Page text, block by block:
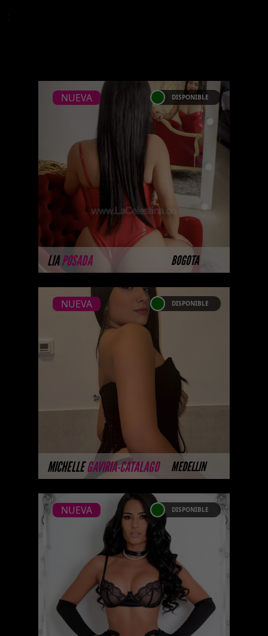
LIAPOSADA BOGOTA
NUEVA DISPONIBLE
LIA POSADA NUEVA
Soy Lia Posada , una mujer
apasionada por el arte de la
buena compañía y los momentos
memorables. Me considero una
persona creativ ...
MÁS INFORMACIÓN
MICHELLEGAVIRIA-CATALAGO MEDELLIN
NUEVA DISPONIBLE
MICHELLE GAVIRIA-
CATALAGO PLATINO
NUEVA
Coming soon... Some of our
models don't yet have photos
available on the website because
they are completing their
professional ph ...
MÁS INFORMACIÓN
NUEVA DISPONIBLE
KATERIN MARTINEZ -
CATALOGO PLATINO
NUEVA
Platinum Esta modelo pertenece
a nuestro Catálogo Privado
Platinum. Selección privada de
modelos con un nivel de belleza
y perform ...